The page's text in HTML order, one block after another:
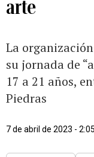
arte
La
su jornada de
17 a 21 años,
Piedras
7 de abril de 2023 -